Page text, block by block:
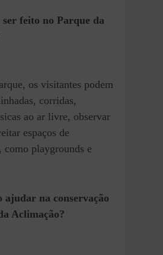
ser feito no Parque da
os visitantes podem
corridas,
ao ar livre, observar
espaços de
como playgrounds e
ajudar na conservação
Aclimação?